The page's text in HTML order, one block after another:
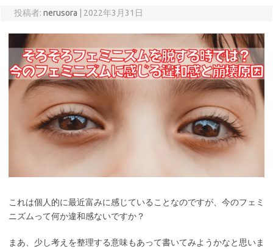
投稿者: nerusora 2022年3月31日
これは個人的に最近富みに感じていることなのですが、今のフェミ
ニズムって何か違和感ないですか？
まあ、少し考えを整理する意味もあって書いてみようかなと思いま